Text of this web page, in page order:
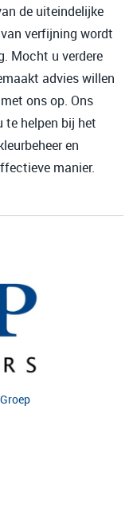
de uiteindelijke
verfijning wordt
Mocht u verdere
advies willen
ons op. Ons
helpen bij het
en
manier.